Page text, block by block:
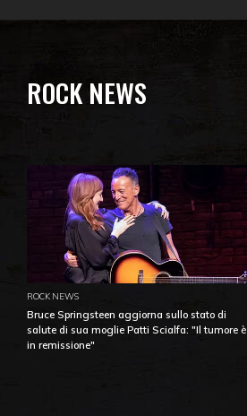
ROCK NEWS
ROCK NEWS
Bruce Springsteen aggiorna sullo stato di
salute di sua moglie Patti Scialfa: "Il tumore è
in remissione"